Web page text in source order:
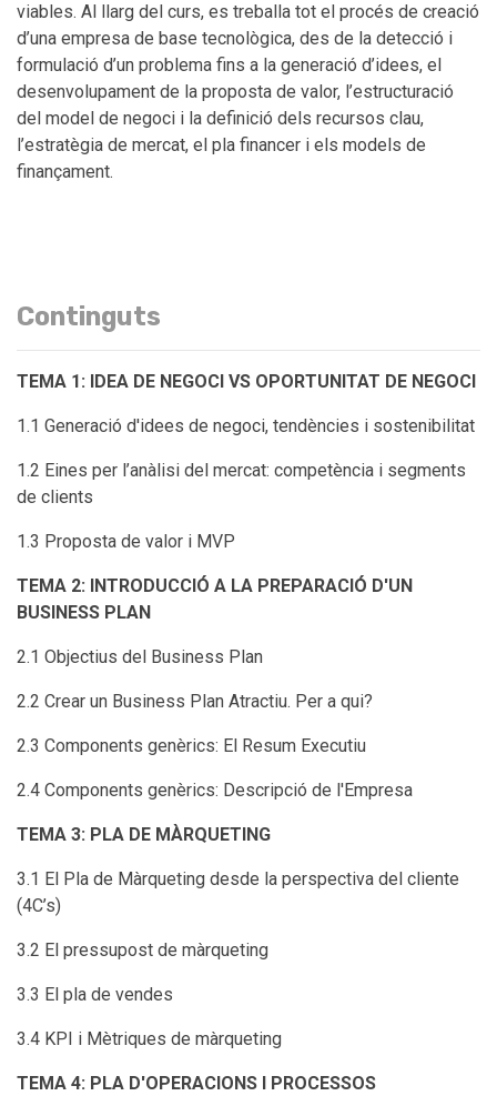
viables. Al llarg del curs, es treballa tot el procés de creació
d’una empresa de base tecnològica, des de la detecció i
formulació d’un problema fins a la generació d’idees, el
desenvolupament de la proposta de valor, l’estructuració
del model de negoci i la definició dels recursos clau,
l’estratègia de mercat, el pla financer i els models de
finançament.
Continguts
TEMA 1: IDEA DE NEGOCI VS OPORTUNITAT DE NEGOCI
1.1 Generació d'idees de negoci, tendències i sostenibilitat
1.2 Eines per l’anàlisi del mercat: competència i segments
de clients
1.3 Proposta de valor i MVP
TEMA 2: INTRODUCCIÓ A LA PREPARACIÓ D'UN
BUSINESS PLAN
2.1 Objectius del Business Plan
2.2 Crear un Business Plan Atractiu. Per a qui?
2.3 Components genèrics: El Resum Executiu
2.4 Components genèrics: Descripció de l'Empresa
TEMA 3: PLA DE MÀRQUETING
3.1 El Pla de Màrqueting desde la perspectiva del cliente
(4C’s)
3.2 El pressupost de màrqueting
3.3 El pla de vendes
3.4 KPI i Mètriques de màrqueting
TEMA 4: PLA D'OPERACIONS I PROCESSOS